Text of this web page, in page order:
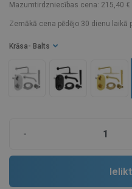
Mazumtirdzniecības cena: 215,40 €
Zemākā cena pēdējo 30 dienu laikā
Krāsa - Balts
-